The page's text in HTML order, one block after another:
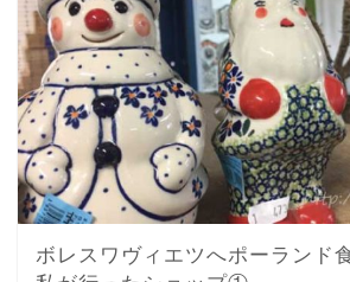
ボレスワヴィエツへポーランド